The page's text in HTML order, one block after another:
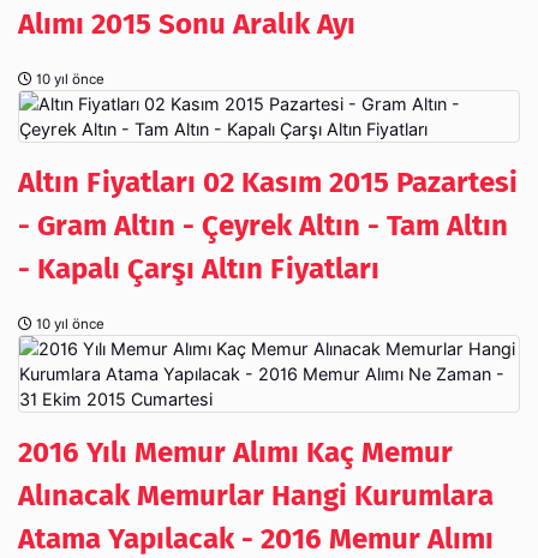
Alımı 2015 Sonu Aralık Ayı
10 yıl önce
Altın Fiyatları 02 Kasım 2015 Pazartesi
- Gram Altın - Çeyrek Altın - Tam Altın
- Kapalı Çarşı Altın Fiyatları
10 yıl önce
2016 Yılı Memur Alımı Kaç Memur
Alınacak Memurlar Hangi Kurumlara
Atama Yapılacak - 2016 Memur Alımı